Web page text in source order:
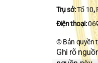
Trụ sở:Tổ 10,
Điện thoại:
© Bản quyền
Ghi rõ